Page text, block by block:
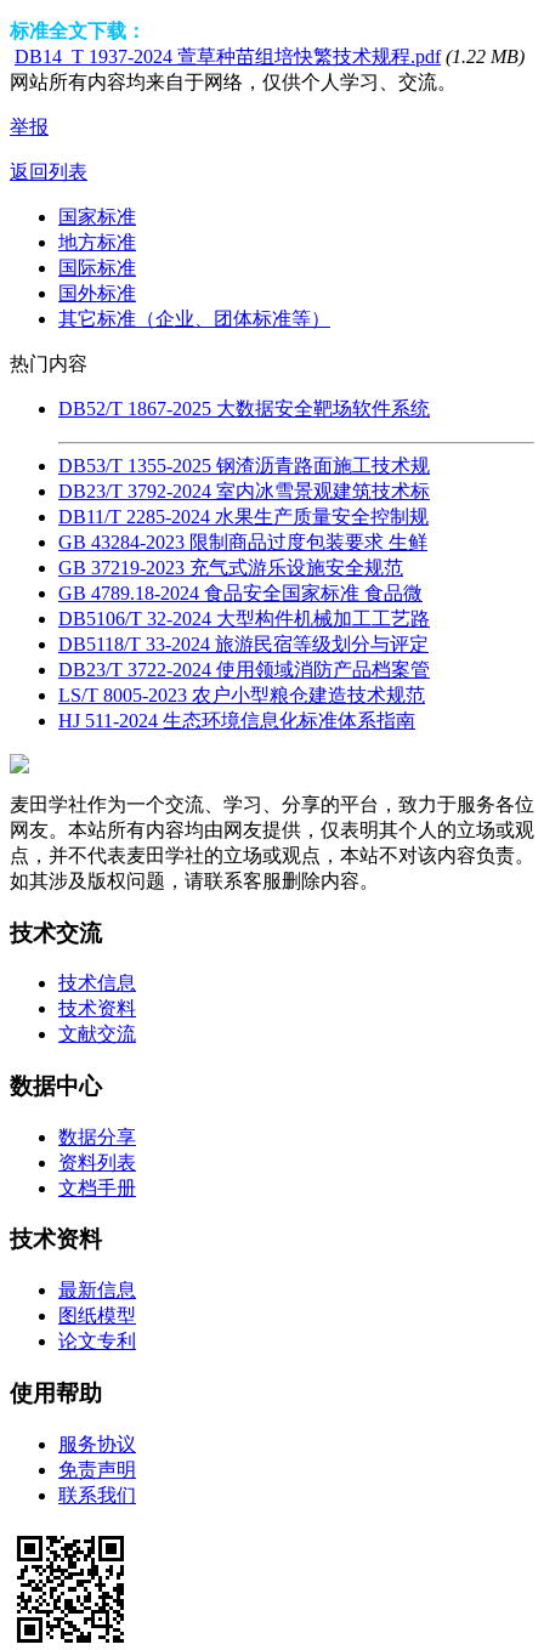
标准全文下载：
DB14_T 1937-2024 萱草种苗组培快繁技术规程.pdf (1.22 MB)
网站所有内容均来自于网络，仅供个人学习、交流。
举报
返回列表
国家标准
地方标准
国际标准
国外标准
其它标准（企业、团体标准等）
热门内容
DB52/T 1867-2025 大数据安全靶场软件系统
DB53/T 1355-2025 钢渣沥青路面施工技术规
DB23/T 3792-2024 室内冰雪景观建筑技术标
DB11/T 2285-2024 水果生产质量安全控制规
GB 43284-2023 限制商品过度包装要求 生鲜
GB 37219-2023 充气式游乐设施安全规范
GB 4789.18-2024 食品安全国家标准 食品微
DB5106/T 32-2024 大型构件机械加工工艺路
DB5118/T 33-2024 旅游民宿等级划分与评定
DB23/T 3722-2024 使用领域消防产品档案管
LS/T 8005-2023 农户小型粮仓建造技术规范
HJ 511-2024 生态环境信息化标准体系指南
麦田学社作为一个交流、学习、分享的平台，致力于服务各位
网友。本站所有内容均由网友提供，仅表明其个人的立场或观
点，并不代表麦田学社的立场或观点，本站不对该内容负责。
如其涉及版权问题，请联系客服删除内容。
技术交流
技术信息
技术资料
文献交流
数据中心
数据分享
资料列表
文档手册
技术资料
最新信息
图纸模型
论文专利
使用帮助
服务协议
免责声明
联系我们